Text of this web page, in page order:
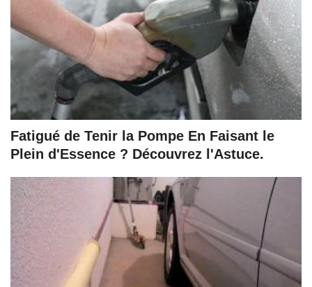
Fatigué de Tenir la Pompe En Faisant le
Plein d'Essence ? Découvrez l'Astuce.